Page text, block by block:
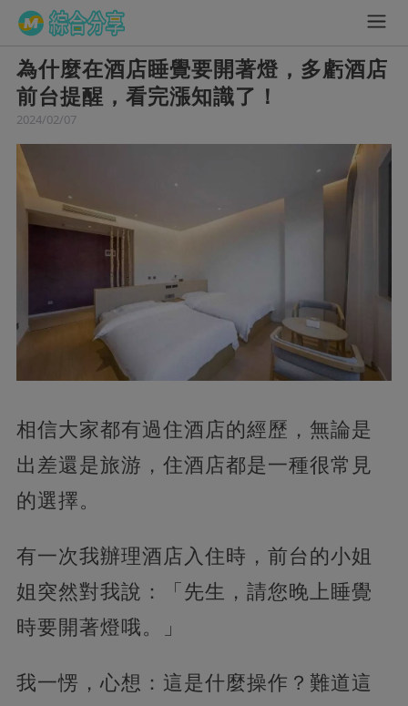
為什麼在酒店睡覺要開著燈，多虧酒店
前台提醒，看完漲知識了！
2024/02/07
相信大家都有過住酒店的經歷，無論是
出差還是旅游，住酒店都是一種很常見
的選擇。
有一次我辦理酒店入住時，前台的小姐
姐突然對我說：「先生，請您晚上睡覺
時要開著燈哦。」
我一愣，心想：這是什麼操作？難道這